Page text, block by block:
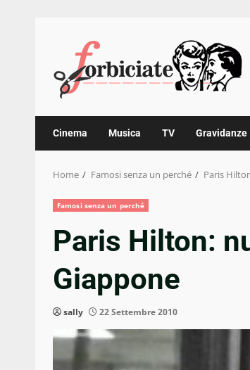
content
Cinema Musica TV Gravidanze
Home Famosi senza un perché Paris
Famosi senza un perché
Paris Hilton:
Giappone
sally 22 Settembre 2010